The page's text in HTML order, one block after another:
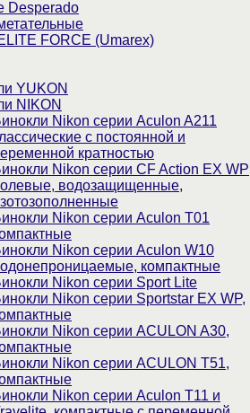
Desperado
FORCE (Umarex)
YUKON
NIKON
Nikon серии Aculon A211
с постоянной и
кратностью
Nikon серии СF Action EX WP
водозащищенные,
Nikon серии Aculon T01
Nikon серии Aculon W10
компактные
Nikon серии Sport Lite
Nikon серии Sportstar EX WP,
Nikon серии ACULON A30,
Nikon серии ACULON Т51,
Nikon серии Aculon T11 и